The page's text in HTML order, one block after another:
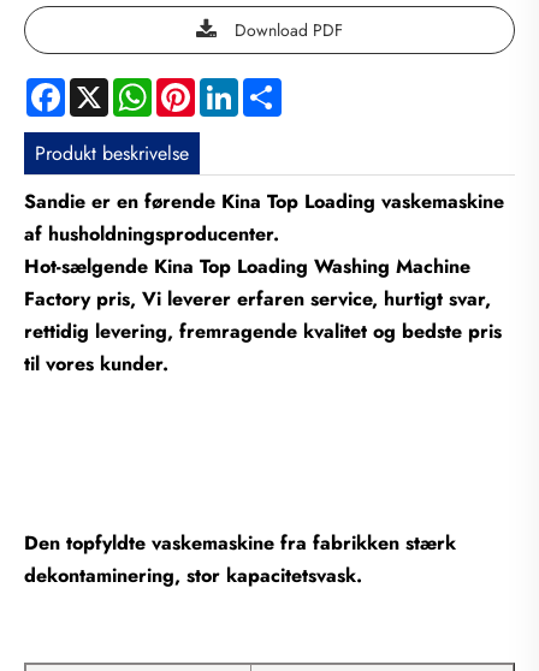
Download PDF
Facebook
X WhatsApp
PinterestLinkedIn
Produkt beskrivelse
Sandie er en førende Kina Top Loading vaskemaskine
af husholdningsproducenter.
Hot-sælgende Kina Top Loading Washing Machine
Factory pris, Vi leverer erfaren service, hurtigt svar,
rettidig levering, fremragende kvalitet og bedste pris
til vores kunder.
Den topfyldte vaskemaskine fra fabrikken stærk
dekontaminering, stor kapacitetsvask.